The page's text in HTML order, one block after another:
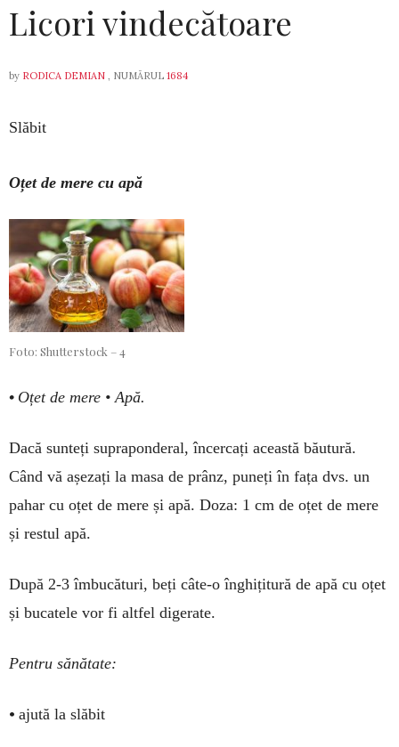
Licori vindecătoare
by RODICA DEMIAN , NUMĂRUL 1684
Slăbit
Oțet de mere cu apă
Foto: Shutterstock – 4
• Oțet de mere • Apă.
Dacă sunteți supraponderal, încercați această bău­tură.
Când vă așezați la masa de prânz, puneți în fața dvs. un
pahar cu oțet de mere și apă. Doza: 1 cm de oțet de mere
și restul apă.
După 2-3 îmbucături, beți câte-o înghițitură de apă cu oțet
și bucatele vor fi altfel digerate.
Pentru sănătate:
• ajută la slăbit